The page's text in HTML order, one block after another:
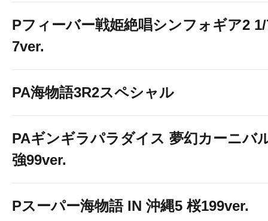
Pフィーバー戦姫絶唱シンフォギア2
7ver.
PA海物語3R2スペシャル
PAギンギラパラダイス 夢幻カーニバ
強99ver.
Pスーパー海物語 IN 沖縄5 桜199ver.